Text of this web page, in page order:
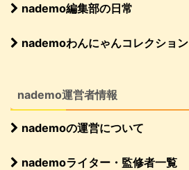
nademo編集部の日常
nademoわんにゃんコレクション
nademo運営者情報
nademoの運営について
nademoライター・監修者一覧